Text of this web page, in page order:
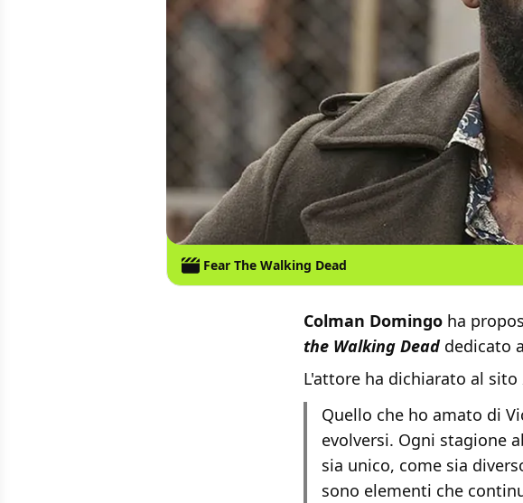
Fear The Walking Dead
Colman Domingo ha
the Walking Deaddedicato a
L'attore ha dichiarato al sito
Quello che ho amato di
evolversi. Ogni stagione
sia unico, come sia
sono elementi che